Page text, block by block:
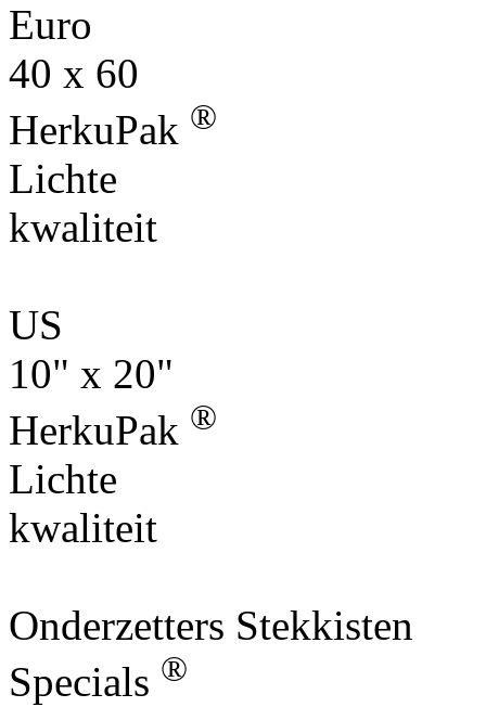
Euro
40 x 60
HerkuPak ®
Lichte
kwaliteit
US
10" x 20"
HerkuPak ®
Lichte
kwaliteit
Onderzetters Stekkisten
Specials ®